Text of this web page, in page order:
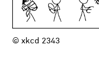
© xkcd 2343